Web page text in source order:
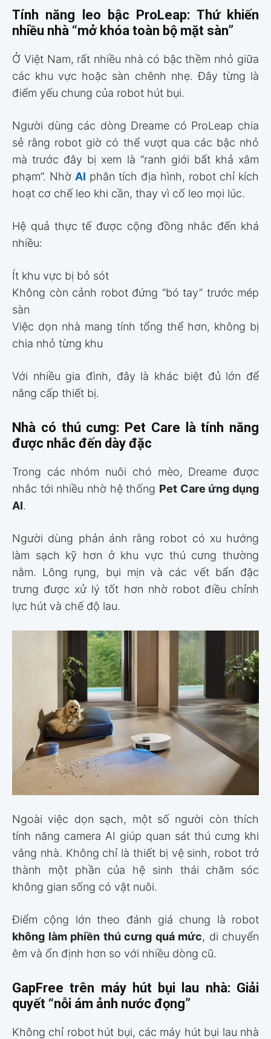
Tính năng leo bậc ProLeap: Thứ khiến
nhiều nhà “mở khóa toàn bộ mặt sàn”
Ở Việt Nam, rất nhiều nhà có bậc thềm nhỏ giữa
các khu vực hoặc sàn chênh nhẹ. Đây từng là
điểm yếu chung của robot hút bụi.
Người dùng các dòng Dreame có ProLeap chia
sẻ rằng robot giờ có thể vượt qua các bậc nhỏ
mà trước đây bị xem là “ranh giới bất khả xâm
phạm”. Nhờ AI phân tích địa hình, robot chỉ kích
hoạt cơ chế leo khi cần, thay vì cố leo mọi lúc.
Hệ quả thực tế được cộng đồng nhắc đến khá
nhiều:
Ít khu vực bị bỏ sót
Không còn cảnh robot đứng “bó tay” trước mép
sàn
Việc dọn nhà mang tính tổng thể hơn, không bị
chia nhỏ từng khu
Với nhiều gia đình, đây là khác biệt đủ lớn để
nâng cấp thiết bị.
Nhà có thú cưng: Pet Care là tính năng
được nhắc đến dày đặc
Trong các nhóm nuôi chó mèo, Dreame được
nhắc tới nhiều nhờ hệ thống Pet Care ứng dụng
AI.
Người dùng phản ánh rằng robot có xu hướng
làm sạch kỹ hơn ở khu vực thú cưng thường
nằm. Lông rụng, bụi mịn và các vết bẩn đặc
trưng được xử lý tốt hơn nhờ robot điều chỉnh
lực hút và chế độ lau.
Ngoài việc dọn sạch, một số người còn thích
tính năng camera AI giúp quan sát thú cưng khi
vắng nhà. Không chỉ là thiết bị vệ sinh, robot trở
thành một phần của hệ sinh thái chăm sóc
không gian sống có vật nuôi.
Điểm cộng lớn theo đánh giá chung là robot
không làm phiền thú cưng quá mức, di chuyển
êm và ổn định hơn so với nhiều dòng cũ.
GapFree trên máy hút bụi lau nhà: Giải
quyết “nỗi ám ảnh nước đọng”
Không chỉ robot hút bụi, các máy hút bụi lau nhà